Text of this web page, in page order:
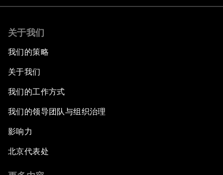
关于我们
我们的策略
关于我们
我们的工作方式
我们的领导团队与组织治理
影响力
北京代表处